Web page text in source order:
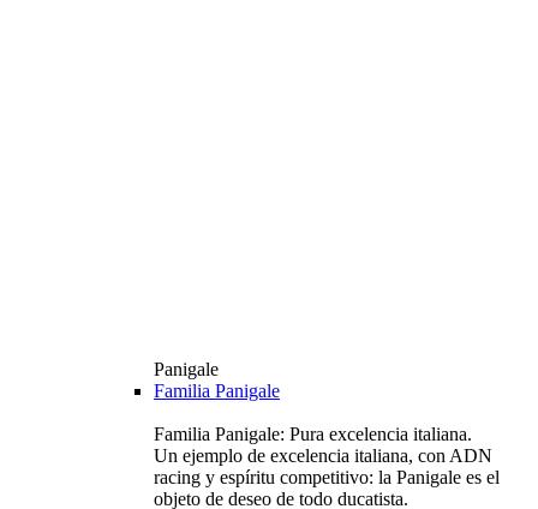
Panigale
Familia Panigale
Familia Panigale: Pura excelencia italiana.
Un ejemplo de excelencia italiana, con ADN
racing y espíritu competitivo: la Panigale es el
objeto de deseo de todo ducatista.